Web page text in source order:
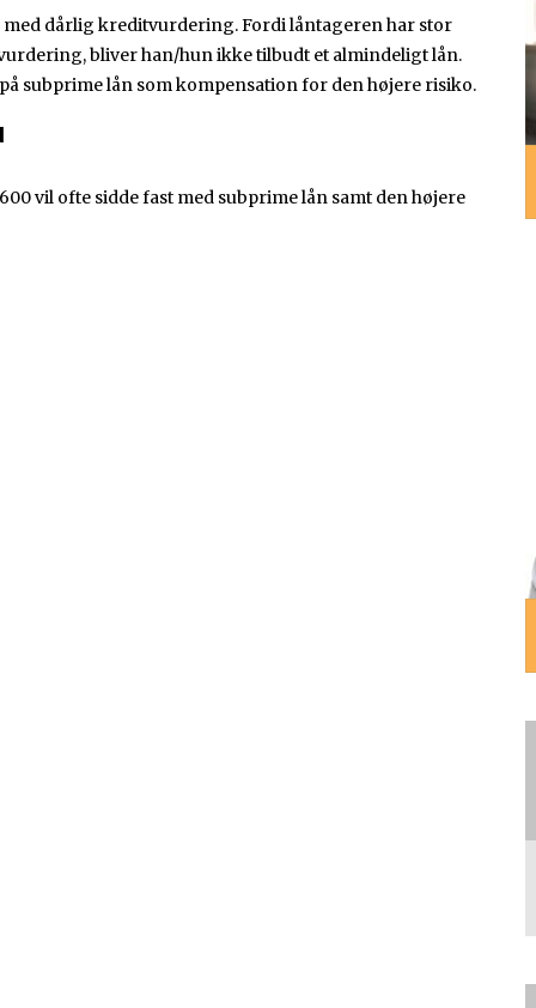
dårlig kreditvurdering. Fordi låntageren har stor
bliver han/hun ikke tilbudt et almindeligt lån.
subprime lån som kompensation for den højere risiko.
vil ofte sidde fast med subprime lån samt den højere